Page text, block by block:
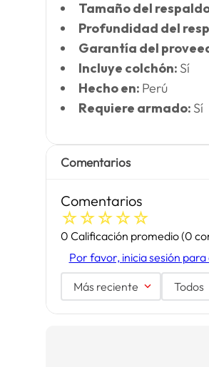
Tamaño del
Profundidad del
Garantía del
Incluye colchón: Sí
Hecho en: Perú
Requiere armado: Sí
Comentarios
Comentarios
☆☆☆☆☆
0 Calificación promedio(0
Por favor, inicia sesión
Más reciente Todos